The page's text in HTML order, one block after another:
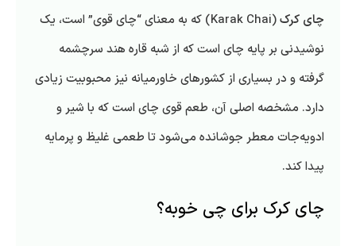
چای کرک
(Karak Chai) که به معنای “چای قوی” است، یک
نوشیدنی بر پایه چای است که از شبه قاره هند سرچشمه
گرفته و در بسیاری از کشورهای خاورمیانه نیز محبوبیت زیادی
دارد. مشخصه اصلی آن، طعم قوی چای است که با شیر و
ادویه‌جات معطر جوشانده می‌شود تا طعمی غلیظ و پرمایه
پیدا کند.
چای کرک برای چی خوبه؟